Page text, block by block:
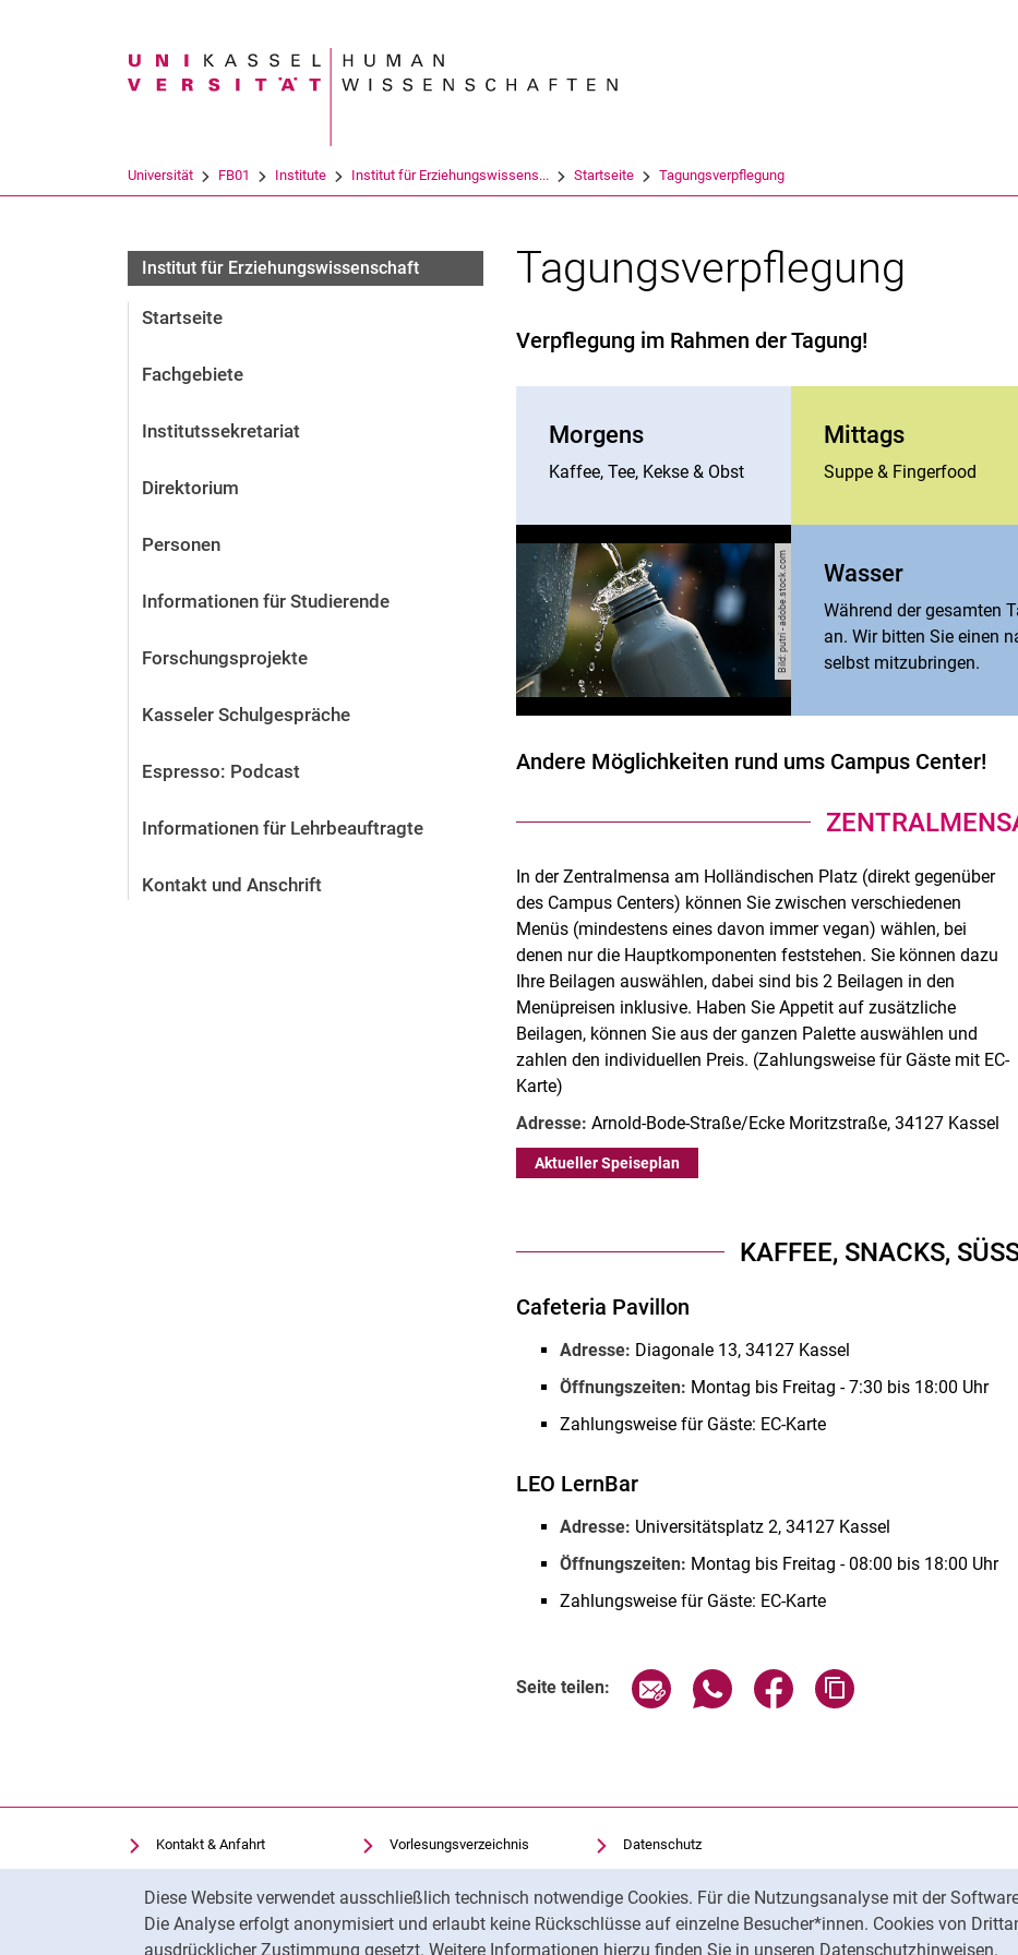
Diese Website verwendet ausschließlich technisch notwendige Cookies. Für die Nutzungsanalyse mit der
Die Analyse erfolgt anonymisiert und erlaubt keine Rückschlüsse auf einzelne Besucher*innen. Cookies von
ausdrücklicher Zustimmung gesetzt. Weitere Informationen hierzu finden Sie in unseren Datenschutzhinweisen.
Suchbegriff
Universität FB01 Institute Institut für Erziehungswissens... Startseite Tagungsverpflegung
Tagung Pädagogische Beziehungen
Institut für Erziehungswissenschaft
Startseite
Fachgebiete
Institutssekretariat
Direktorium
Personen
Informationen für Studierende
Forschungsprojekte
Kasseler Schulgespräche
Espresso: Podcast
Informationen für Lehrbeauftragte
Kontakt und Anschrift
Tagungsverpflegung
Verpflegung im Rahmen der Tagung!
Morgens
Kaffee, Tee, Kekse & Obst
Mittags
Suppe & Fingerfood
Bild: putri - adobe.stock.com Wasser
Während der gesamten
an. Wir bitten Sie einen
selbst mitzubringen.
Andere Möglichkeiten rund ums Campus Center!
In der Zentralmensa am Holländischen Platz (direkt gegenüber
des Campus Centers) können Sie zwischen verschiedenen
Menüs (mindestens eines davon immer vegan) wählen, bei
denen nur die Hauptkomponenten feststehen. Sie können dazu
Ihre Beilagen auswählen, dabei sind bis 2 Beilagen in den
Menüpreisen inklusive. Haben Sie Appetit auf zusätzliche
Beilagen, können Sie aus der ganzen Palette auswählen und
zahlen den individuellen Preis. (Zahlungsweise für Gäste mit EC-
Karte)
Adresse:Arnold-Bode-Straße/Ecke Moritzstraße, 34127 Kassel
Aktueller Speiseplan
KAFFEE, SNACKS,
Cafeteria Pavillon
Adresse: Diagonale 13, 34127 Kassel
Öffnungszeiten: Montag bis Freitag - 7:30 bis 18:00 Uhr
Zahlungsweise für Gäste: EC-Karte
LEO LernBar
Adresse: Universitätsplatz 2, 34127 Kassel
Öffnungszeiten: Montag bis Freitag - 08:00 bis 18:00 Uhr
Zahlungsweise für Gäste: EC-Karte
Seite teilen: Seite über E-Mail teilen
Seite über WhatsApp teilen
Seite über Facebook teilen
Kontakt & Anfahrt
Einrichtungen suchen
Stellenangebote
Cookie-Einstellungen
Vorlesungsverzeichnis
Uni-Bibliothek
Moodle
Panopto
Datenschutz
Barrierefreiheit
Transparenter KI-Einsatz
Impressum